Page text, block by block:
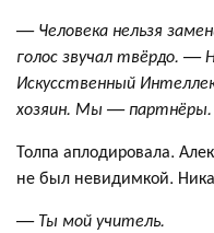
— Человека нельзя
голос звучал твёрдо. —
Искусственный
хозяин. Мы — партнёры.
Толпа аплодировала.
не был невидимкой.
— Ты мой учитель.